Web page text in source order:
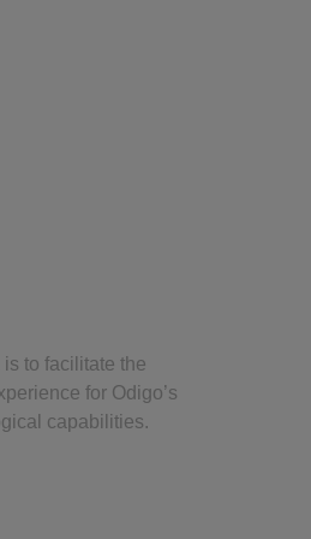
to facilitate the
for Odigo’s
capabilities.